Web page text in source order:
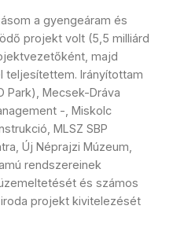
a gyengeáram és
projekt volt (5,5 milliárd
majd
teljesítettem. Irányítottam
Park), Mecsek-Dráva
-, Miskolc
MLSZ SBP
Új Néprajzi Múzeum,
rendszereinek
és számos
projekt kivitelezését